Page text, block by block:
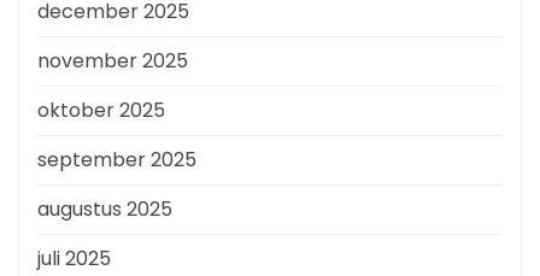
december 2025
november 2025
oktober 2025
september 2025
augustus 2025
juli 2025